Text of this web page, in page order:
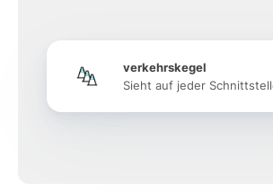
verkehrskegel
Sieht auf jeder